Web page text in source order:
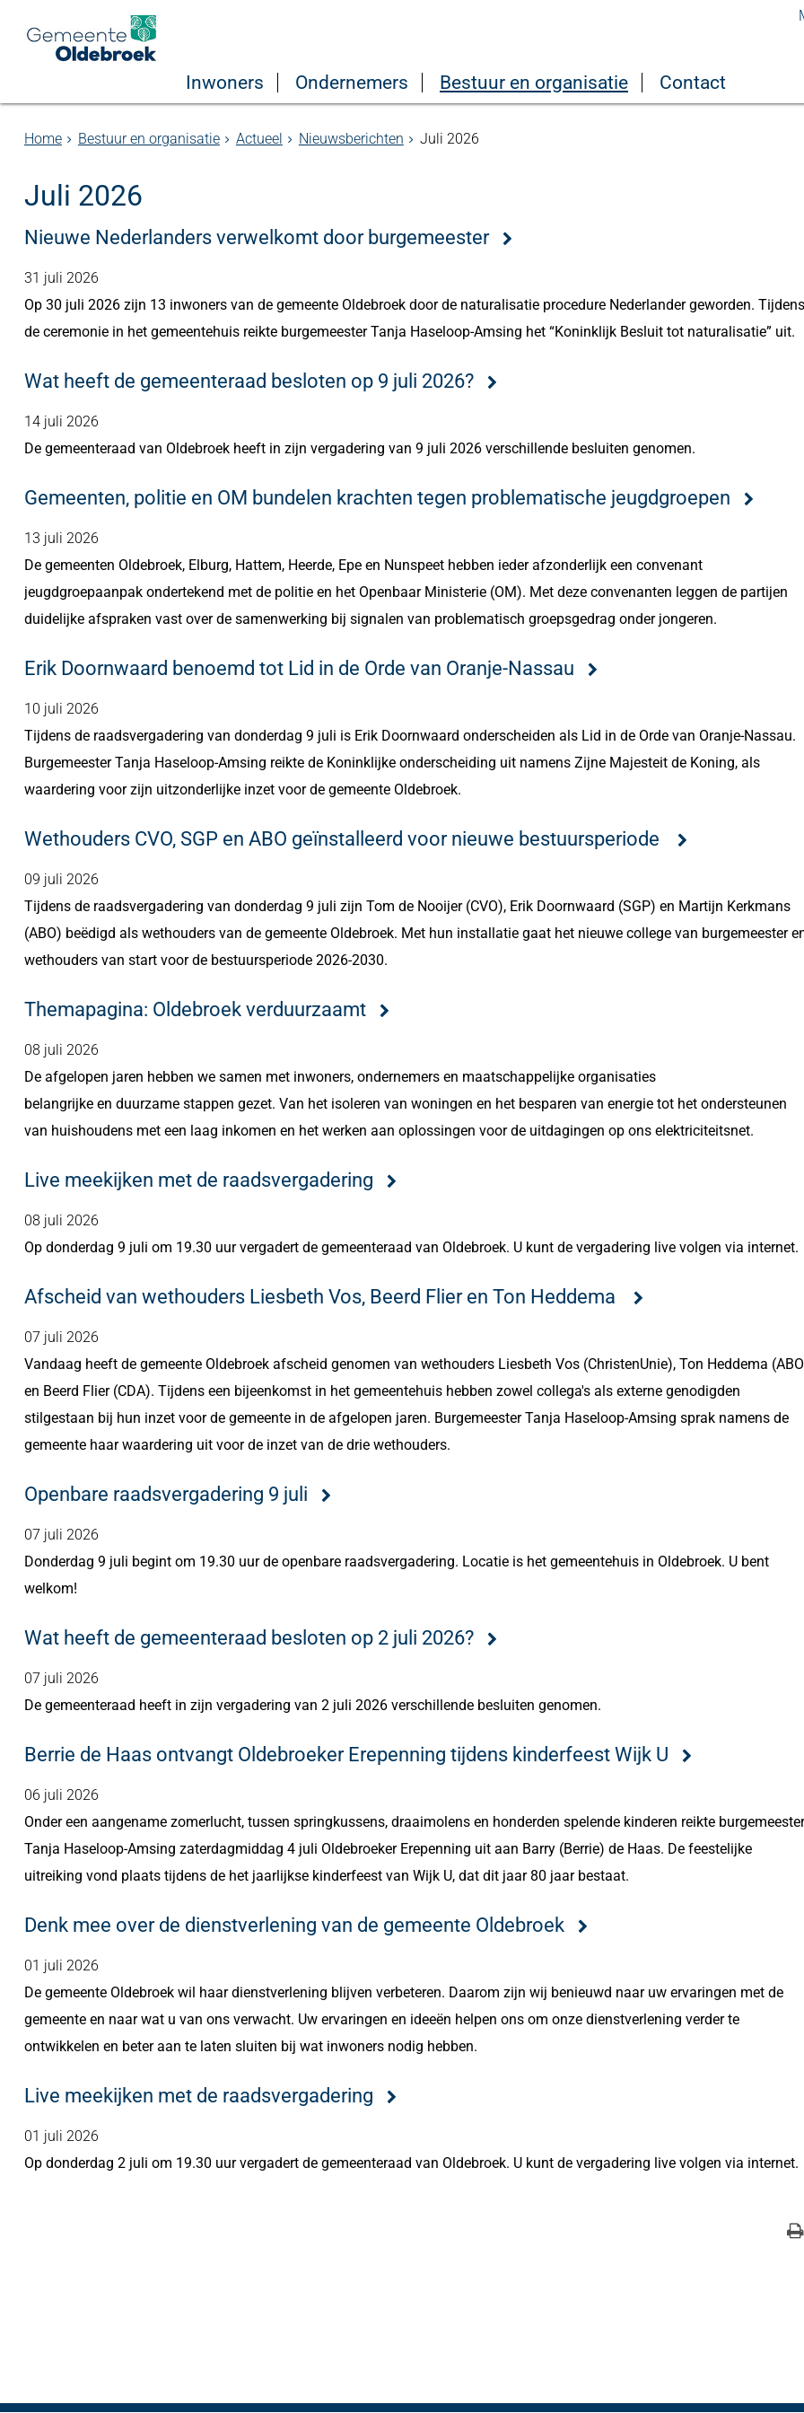
Inwoners Ondernemers Bestuur en organisatie Contact
Home Bestuur en organisatie Actueel Nieuwsberichten Juli 2026
Juli 2026
Nieuwe Nederlanders verwelkomt door burgemeester
31 juli 2026
Op 30 juli 2026 zijn 13 inwoners van de gemeente Oldebroek door de naturalisatie procedure Nederlander geworden. Tijdens
de ceremonie in het gemeentehuis reikte burgemeester Tanja Haseloop-Amsing het “Koninklijk Besluit tot naturalisatie” uit.
Wat heeft de gemeenteraad besloten op 9 juli 2026?
14 juli 2026
De gemeenteraad van Oldebroek heeft in zijn vergadering van 9 juli 2026 verschillende besluiten genomen.
Gemeenten, politie en OM bundelen krachten tegen problematische jeugdgroepen
13 juli 2026
De gemeenten Oldebroek, Elburg, Hattem, Heerde, Epe en Nunspeet hebben ieder afzonderlijk een convenant
jeugdgroepaanpak ondertekend met de politie en het Openbaar Ministerie (OM). Met deze convenanten leggen de partijen
duidelijke afspraken vast over de samenwerking bij signalen van problematisch groepsgedrag onder jongeren.
Erik Doornwaard benoemd tot Lid in de Orde van Oranje-Nassau
10 juli 2026
Tijdens de raadsvergadering van donderdag 9 juli is Erik Doornwaard onderscheiden als Lid in de Orde van Oranje-Nassau.
Burgemeester Tanja Haseloop-Amsing reikte de Koninklijke onderscheiding uit namens Zijne Majesteit de Koning, als
waardering voor zijn uitzonderlijke inzet voor de gemeente Oldebroek.
Wethouders CVO, SGP en ABO geïnstalleerd voor nieuwe bestuursperiode
09 juli 2026
Tijdens de raadsvergadering van donderdag 9 juli zijn Tom de Nooijer (CVO), Erik Doornwaard (SGP) en Martijn Kerkmans
(ABO) beëdigd als wethouders van de gemeente Oldebroek. Met hun installatie gaat het nieuwe college van burgemeester
wethouders van start voor de bestuursperiode 2026-2030.
Themapagina: Oldebroek verduurzaamt
08 juli 2026
De afgelopen jaren hebben we samen met inwoners, ondernemers en maatschappelijke organisaties
belangrijke en duurzame stappen gezet. Van het isoleren van woningen en het besparen van energie tot het ondersteunen
van huishoudens met een laag inkomen en het werken aan oplossingen voor de uitdagingen op ons elektriciteitsnet.
Live meekijken met de raadsvergadering
08 juli 2026
Op donderdag 9 juli om 19.30 uur vergadert de gemeenteraad van Oldebroek. U kunt de vergadering live volgen via internet.
Afscheid van wethouders Liesbeth Vos, Beerd Flier en Ton Heddema
07 juli 2026
Vandaag heeft de gemeente Oldebroek afscheid genomen van wethouders Liesbeth Vos (ChristenUnie), Ton Heddema
en Beerd Flier (CDA). Tijdens een bijeenkomst in het gemeentehuis hebben zowel collega's als externe genodigden
stilgestaan bij hun inzet voor de gemeente in de afgelopen jaren. Burgemeester Tanja Haseloop-Amsing sprak namens de
gemeente haar waardering uit voor de inzet van de drie wethouders.
Openbare raadsvergadering 9 juli
07 juli 2026
Donderdag 9 juli begint om 19.30 uur de openbare raadsvergadering. Locatie is het gemeentehuis in Oldebroek. U bent
welkom!
Wat heeft de gemeenteraad besloten op 2 juli 2026?
07 juli 2026
De gemeenteraad heeft in zijn vergadering van 2 juli 2026 verschillende besluiten genomen.
Berrie de Haas ontvangt Oldebroeker Erepenning tijdens kinderfeest Wijk U
06 juli 2026
Onder een aangename zomerlucht, tussen springkussens, draaimolens en honderden spelende kinderen reikte burgemeester
Tanja Haseloop-Amsing zaterdagmiddag 4 juli Oldebroeker Erepenning uit aan Barry (Berrie) de Haas. De feestelijke
uitreiking vond plaats tijdens de het jaarlijkse kinderfeest van Wijk U, dat dit jaar 80 jaar bestaat.
Denk mee over de dienstverlening van de gemeente Oldebroek
01 juli 2026
De gemeente Oldebroek wil haar dienstverlening blijven verbeteren. Daarom zijn wij benieuwd naar uw ervaringen met de
gemeente en naar wat u van ons verwacht. Uw ervaringen en ideeën helpen ons om onze dienstverlening verder te
ontwikkelen en beter aan te laten sluiten bij wat inwoners nodig hebben.
Live meekijken met de raadsvergadering
01 juli 2026
Op donderdag 2 juli om 19.30 uur vergadert de gemeenteraad van Oldebroek. U kunt de vergadering live volgen via internet.